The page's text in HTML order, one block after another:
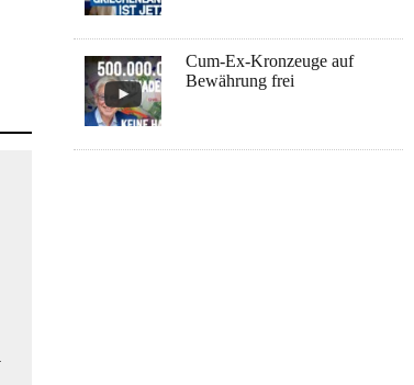
Cum-Ex-Kronzeuge auf
Bewährung frei